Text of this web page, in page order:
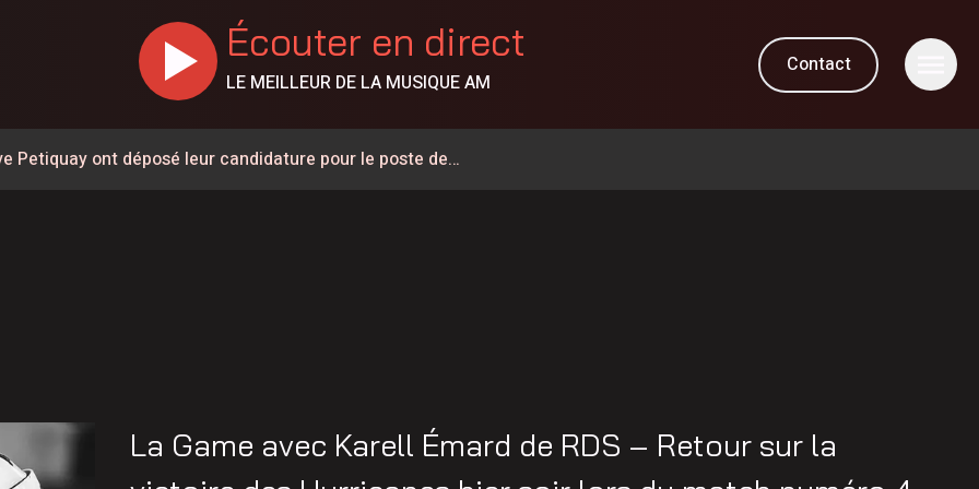
Écouter en direct
LE MEILLEUR DE LA MUSIQUE AM
Contact
Petiquay ont déposé leur candidature pour le poste de
jusqu’au km 106
sur l’eau
à la normale en Haute-Mauricie
une opération de sécurité civile selon le MTQ
La Game avec Karell Émard de RDS – Retour sur la